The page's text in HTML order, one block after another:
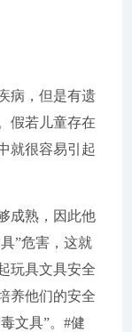
病，但是有遗
假若儿童存在
就很容易引起
成熟，因此他
”危害，这就
玩具文具安全
养他们的安全
文具”。#健